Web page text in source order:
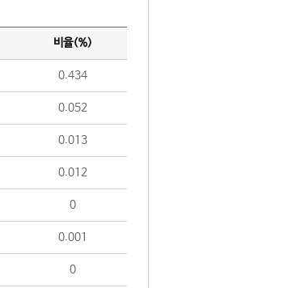
비율(%)
0.434
0.052
0.013
0.012
0
0.001
0